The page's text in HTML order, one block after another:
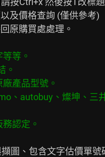
及價格查詢 (僅供參考)
原購買處處理。
等。
。
產品型號。
認定。